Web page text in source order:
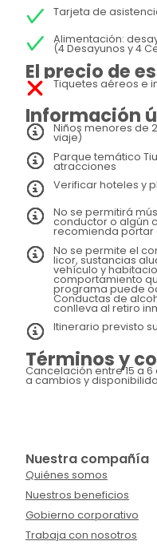
Tarjeta de
Alimentación:
(4 Desayunos y 4
El precio de
Tiquetes aéreos e
Información
Niños menores de
viaje)
Parque temático
atracciones
Verificar hoteles y
No se permitirá
conductor o algún
recomienda portar
No se permite el
licor, sustancias
vehículo y
comportamiento
programa puede
Conductas de
conlleva al retiro
Itinerario previsto
Términos y
Cancelación entre 15 a
a cambios y
Nuestra compañía
Quiénes somos
Nuestros beneficios
Gobierno corporativo
Trabaja con nosotros